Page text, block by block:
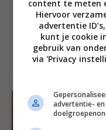
Dit is een
personen.
Bereiding:
content te meten
Hiervoor
advertentie
kunt je cookie
gebruik van
via 'Privacy
advertentie-